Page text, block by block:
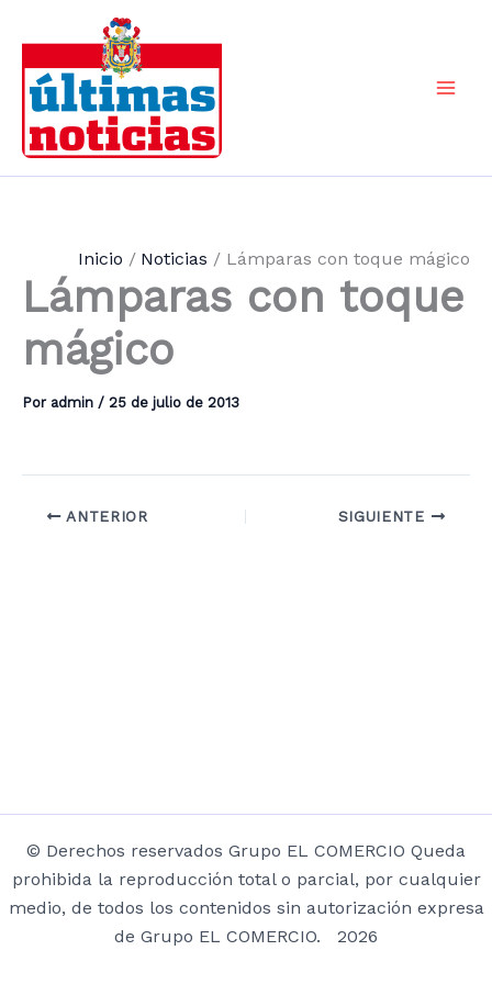
contenido
Inicio Noticias Lámparas con toque mágico
Lámparas con toque
mágico
Por admin / 25 de julio de 2013
ANTERIOR SIGUIENTE
© Derechos reservados Grupo EL COMERCIO Queda
prohibida la reproducción total o parcial, por cualquier
medio, de todos los contenidos sin autorización expresa
de Grupo EL COMERCIO. 2026